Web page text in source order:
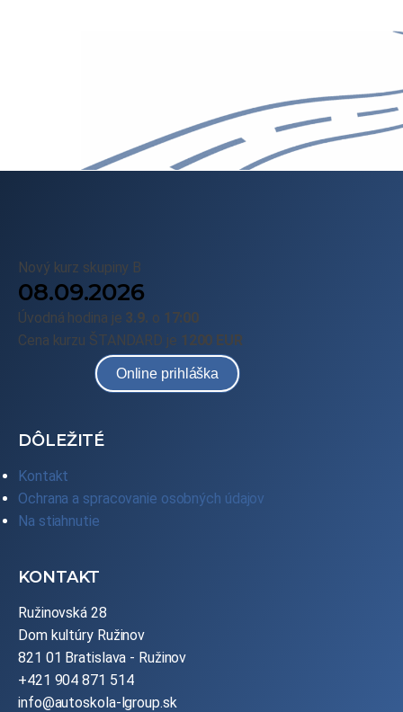
KONTAKT
Ružinovská 28
Dom kultúry Ružinov
821 01 Bratislava - Ružinov
+421 904 871 514
info@autoskola-lgroup.sk
DÔLEŽITÉ
Kontakt
Ochrana a spracovanie osobných údajov
Na stiahnutie
Nový kurz skupiny B
08.09.2026
Úvodná hodina je 3.9. o 17:00
Cena kurzu ŠTANDARD je 1200 EUR
Online prihláška